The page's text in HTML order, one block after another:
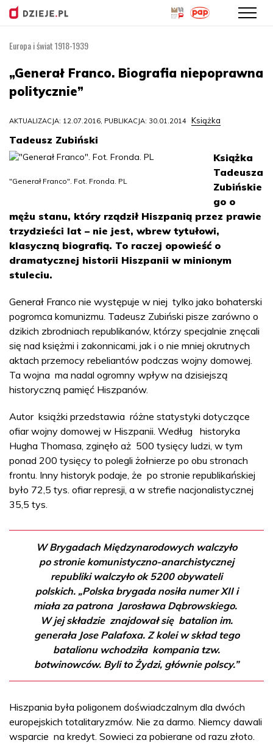
treści
Europa i świat 1918-1939
„Generał Franco. Biografia niepoprawna
politycznie”
AKTUALIZACJA: 12.07.2016, PUBLIKACJA: 30.01.2014 Książka
Tadeusz Zubiński
"Generał Franco". Fot. Fronda. PL
Książka
Tadeusza
Zubińskie
go o
mężu stanu, który rządził Hiszpanią przez prawie
trzydzieści lat – nie jest, wbrew tytułowi,
klasyczną biografią. To raczej opowieść o
dramatycznej historii Hiszpanii w minionym
stuleciu.
Generał Franco nie występuje w niej tylko jako bohaterski
pogromca komunizmu. Tadeusz Zubiński pisze zarówno o
dzikich zbrodniach republikanów, którzy specjalnie znęcali
się nad księżmi i zakonnicami, jak i o nie mniej okrutnych
aktach przemocy rebeliantów podczas wojny domowej.
Ta wojna ma nadal ogromny wpływ na dzisiejszą
historyczną pamięć Hiszpanów.
Autor książki przedstawia różne statystyki dotyczące
ofiar wojny domowej w Hiszpanii. Według historyka
Hugha Thomasa, zginęło aż 500 tysięcy ludzi, w tym
ponad 200 tysięcy to polegli żołnierze po obu stronach
frontu. Inny historyk podaje, że po stronie republikańskiej
było 72,5 tys. ofiar represji, a w strefie nacjonalistycznej
35,5 tys.
W Brygadach Międzynarodowych walczyło
po stronie komunistyczno-anarchistycznej
republiki walczyło ok 5200 obywateli
polskich. „Polska brygada nosiła numer XII i
miała za patrona Jarosława Dąbrowskiego.
W jej składzie znajdował się batalion im.
generała Jose Palafoxa. Z kolei w skład tego
batalionu wchodziła kompania tzw.
botwinowców. Byli to Żydzi, głównie polscy.”
Hiszpania była poligonem doświadczalnym dla dwóch
europejskich totalitaryzmów. Nie za darmo. Niemcy dawali
wsparcie na kredyt. Sowieci za pobierane od razu złoto.